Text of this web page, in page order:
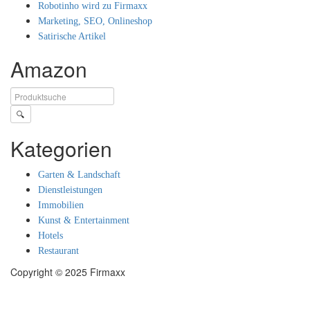
Robotinho wird zu Firmaxx
Marketing, SEO, Onlineshop
Satirische Artikel
Amazon
🔍
Kategorien
Garten & Landschaft
Dienstleistungen
Immobilien
Kunst & Entertainment
Hotels
Restaurant
Copyright © 2025 Firmaxx